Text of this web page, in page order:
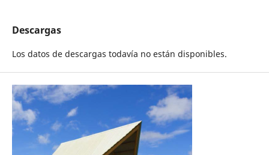
Descargas
Los datos de descargas todavía no están disponibles.